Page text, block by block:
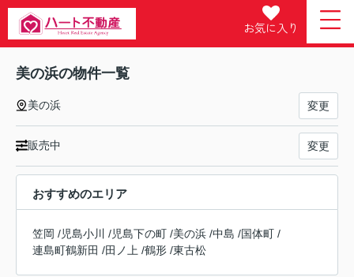
お気に入り
美の浜の物件一覧
美の浜 変更
販売中 変更
おすすめのエリア
笠岡 /児島小川 /児島下の町 /美の浜 /中島 /国体町 /
連島町鶴新田 /田ノ上 /鶴形 /東古松